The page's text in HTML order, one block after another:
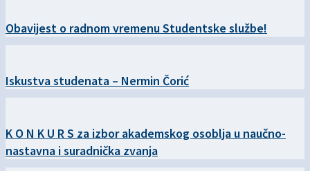
Obavijest o radnom vremenu Studentske službe!
Iskustva studenata – Nermin Čorić
K O N K U R S za izbor akademskog osoblja u naučno-
nastavna i suradnička zvanja